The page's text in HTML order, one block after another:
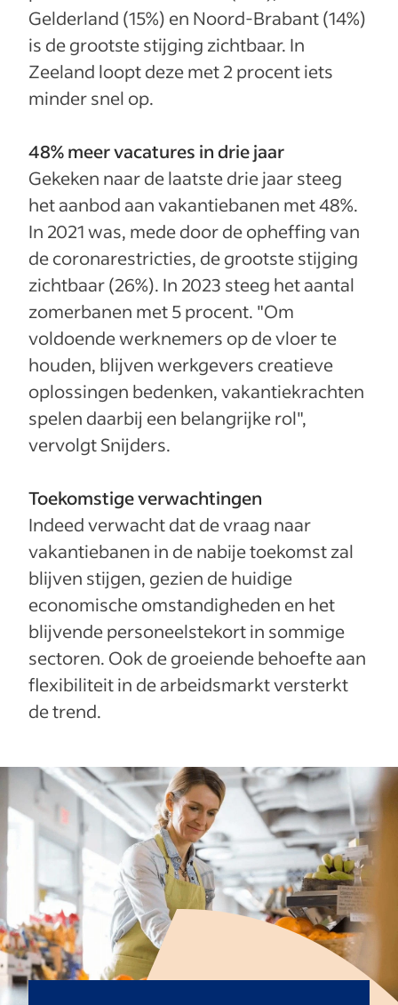
Gelderland (15%) en Noord-Brabant (14%)
is de grootste stijging zichtbaar. In
Zeeland loopt deze met 2 procent iets
minder snel op.
48% meer vacatures in drie jaar
Gekeken naar de laatste drie jaar steeg
het aanbod aan vakantiebanen met 48%.
In 2021 was, mede door de opheffing van
de coronarestricties, de grootste stijging
zichtbaar (26%). In 2023 steeg het aantal
zomerbanen met 5 procent. "Om
voldoende werknemers op de vloer te
houden, blijven werkgevers creatieve
oplossingen bedenken, vakantiekrachten
spelen daarbij een belangrijke rol",
vervolgt Snijders.
Toekomstige verwachtingen
Indeed verwacht dat de vraag naar
vakantiebanen in de nabije toekomst zal
blijven stijgen, gezien de huidige
economische omstandigheden en het
blijvende personeelstekort in sommige
sectoren. Ook de groeiende behoefte aan
flexibiliteit in de arbeidsmarkt versterkt
de trend.